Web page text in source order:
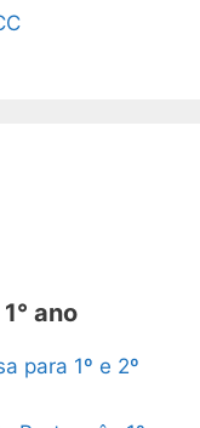
ano
para 1º e 2º